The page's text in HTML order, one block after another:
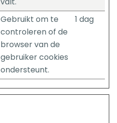
Gebruikt om te
controleren of de
browser van de
gebruiker cookies
ondersteunt.
1 dag